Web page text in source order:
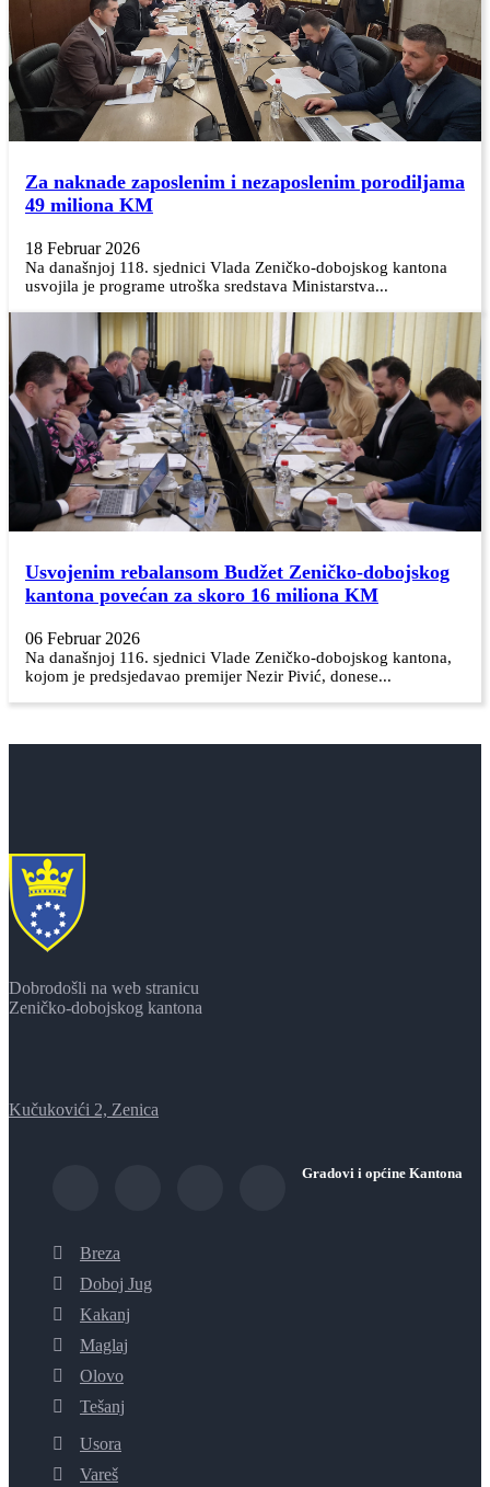
Za naknade zaposlenim i nezaposlenim porodiljama
49 miliona KM
18 Februar 2026
Na današnjoj 118. sjednici Vlada Zeničko-dobojskog kantona
usvojila je programe utroška sredstava Ministarstva...
Usvojenim rebalansom Budžet Zeničko-dobojskog
kantona povećan za skoro 16 miliona KM
06 Februar 2026
Na današnjoj 116. sjednici Vlade Zeničko-dobojskog kantona,
kojom je predsjedavao premijer Nezir Pivić, donese...
Dobrodošli na web stranicu
Zeničko-dobojskog kantona
Kučukovići 2, Zenica
Gradovi i općine Kantona
Breza
Doboj Jug
Kakanj
Maglaj
Olovo
Tešanj
Usora
Vareš